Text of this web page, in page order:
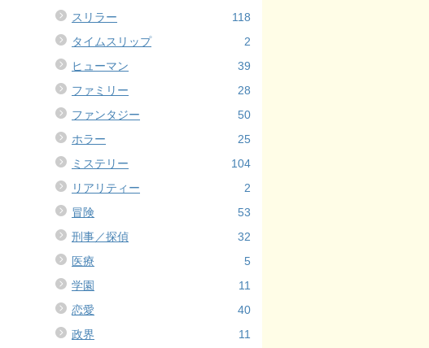
スリラー
118
タイムスリップ
2
ヒューマン
39
ファミリー
28
ファンタジー
50
ホラー
25
ミステリー
104
リアリティー
2
冒険
53
刑事／探偵
32
医療
5
学園
11
恋愛
40
政界
11